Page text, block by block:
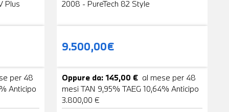
Plus
per 48
Anticipo
2008 - PureTech 82 Style
9.500,00€
Oppure da: 145,00 € al mese per 48
mesi TAN 9,95% TAEG 10,64% Anticipo
3.800,00 €